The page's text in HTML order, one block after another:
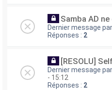
Samba AD
Dernier message par
Réponses : 2
[RESOLU]
Dernier message par
- 15:12
Réponses : 2